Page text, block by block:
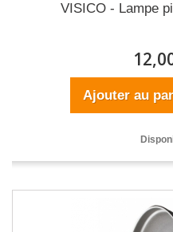
VISICO - Lampe
Ajouter au